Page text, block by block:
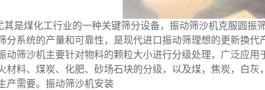
其是煤化工行业的一种关键筛分设备，振动筛沙机克服圆振
分系统的产量和可靠性，是现代进口振动筛理想的更新换代
动筛沙机主要针对物料的颗粒大小进行分级处理，广泛应
材料、煤炭、化肥、砂场石块的分级，以及煤，焦炭，白
产需要。振动筛沙机安装